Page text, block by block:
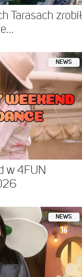
Tarasach zrobił
NEWS
w 4FUN
NEWS